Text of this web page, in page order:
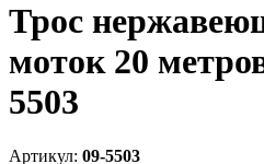
Трос
моток 20
5503
Артикул: 09-5503